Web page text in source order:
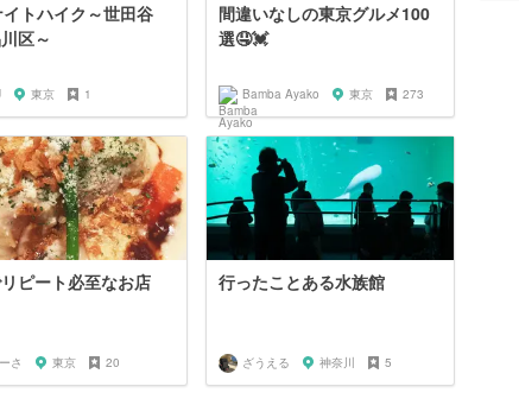
トハイク～世田谷
区～
東京 1
間違いなしの東京グルメ100
選🤤💓
Bamba Ayako 東京 273
ピート必至なお店
さ 東京 20
行ったことある水族館
ざうえる 神奈川 5